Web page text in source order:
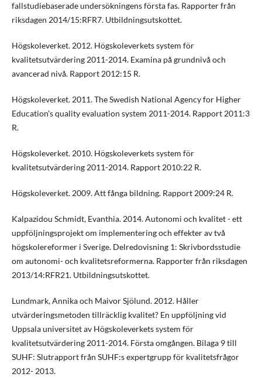
fallstudiebaserade undersökningens första fas. Rapporter från
riksdagen 2014/15:RFR7. Utbildningsutskottet.
Högskoleverket. 2012. Högskoleverkets system för
kvalitetsutvärdering 2011-2014. Examina på grundnivå och
avancerad nivå. Rapport 2012:15 R.
Högskoleverket. 2011. The Swedish National Agency for Higher
Education's quality evaluation system 2011-2014. Rapport 2011:3
R.
Högskoleverket. 2010. Högskoleverkets system för
kvalitetsutvärdering 2011-2014. Rapport 2010:22 R.
Högskoleverket. 2009. Att fånga bildning. Rapport 2009:24 R.
Kalpazidou Schmidt, Evanthia. 2014. Autonomi och kvalitet - ett
uppföljningsprojekt om implementering och effekter av två
högskolereformer i Sverige. Delredovisning 1: Skrivbordsstudie
om autonomi- och kvalitetsreformerna. Rapporter från riksdagen
2013/14:RFR21. Utbildningsutskottet.
Lundmark, Annika och Maivor Sjölund. 2012. Håller
utvärderingsmetoden tillräcklig kvalitet? En uppföljning vid
Uppsala universitet av Högskoleverkets system för
kvalitetsutvärdering 2011-2014. Första omgången. Bilaga 9 till
SUHF: Slutrapport från SUHF:s expertgrupp för kvalitetsfrågor
2012- 2013.